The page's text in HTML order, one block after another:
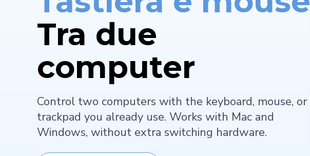
Tra due
computer
Control two computers with the keyboard, mouse, or
trackpad you already use. Works with Mac and
Windows, without extra switching hardware.